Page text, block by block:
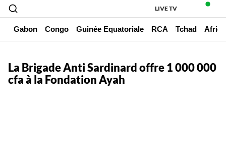
LIVE TV
Gabon Congo Guinée Equatoriale RCA Tchad
La Brigade Anti Sardinard offre 1 000 000
cfa à la Fondation Ayah